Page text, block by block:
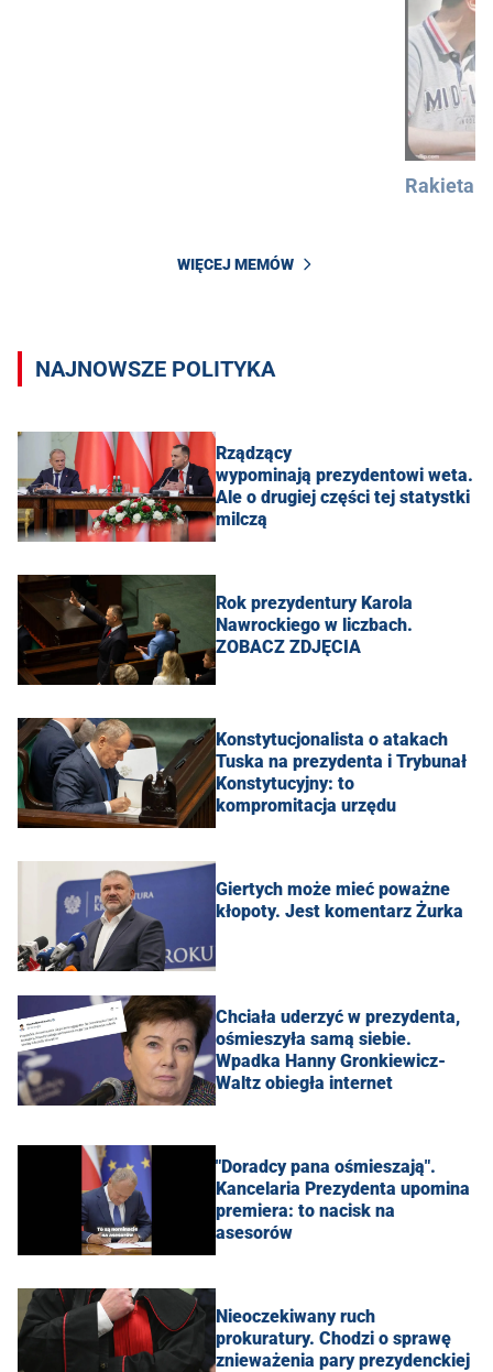
Rakieta
WIĘCEJ MEMÓW
NAJNOWSZE POLITYKA
Rządzący
wypominają prezydentowi weta.
Ale o drugiej części tej statystki
milczą
Rok prezydentury Karola
Nawrockiego w liczbach.
ZOBACZ ZDJĘCIA
Konstytucjonalista o atakach
Tuska na prezydenta i Trybunał
Konstytucyjny: to
kompromitacja urzędu
Giertych może mieć poważne
kłopoty. Jest komentarz Żurka
Chciała uderzyć w prezydenta,
ośmieszyła samą siebie.
Wpadka Hanny Gronkiewicz-
Waltz obiegła internet
"Doradcy pana ośmieszają".
Kancelaria Prezydenta upomina
premiera: to nacisk na
asesorów
Nieoczekiwany ruch
prokuratury. Chodzi o sprawę
znieważenia pary prezydenckiej